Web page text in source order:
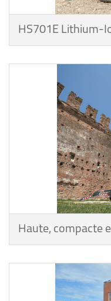
HS701E Lithium-
Haute, compacte